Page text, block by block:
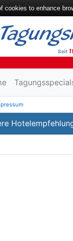
Seit
cookies to enhance